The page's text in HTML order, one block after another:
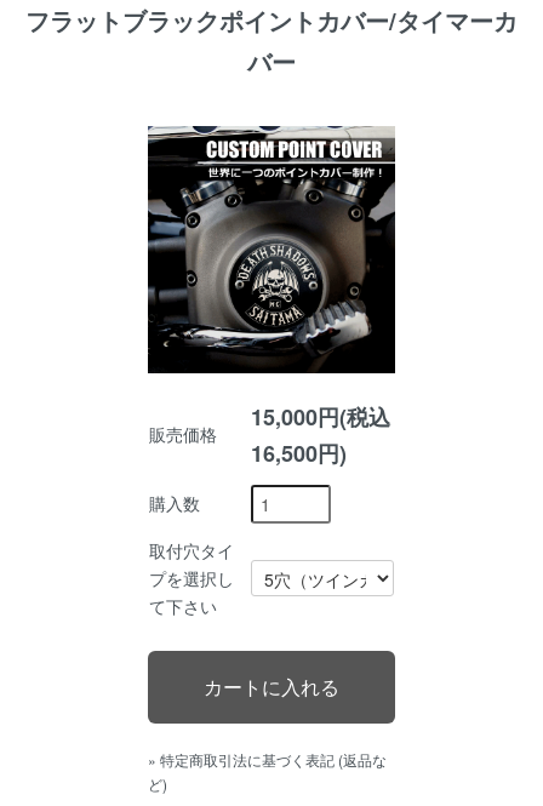
フラットブラックポイントカバー/タイマーカ
バー
販売価格
15,000円(税込
16,500円)
購入数
取付穴タイ
プを選択し
て下さい
» 特定商取引法に基づく表記 (返品な
ど)